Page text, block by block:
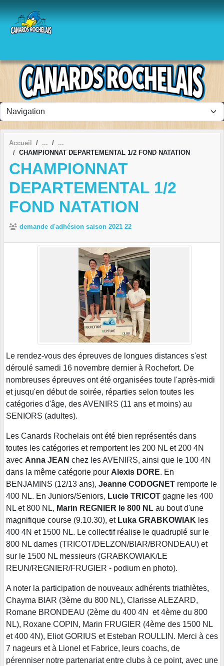
Accueil
CHAMPIONNAT DEPARTEMENTAL 1/2 FOND NATATION
CHAMPIONNAT
DEPARTEMENTAL 1/2
FOND NATATION
demande d'adhésion saison 2021 22
Le rendez-vous des épreuves de longues distances s'est
déroulé samedi 16 novembre dernier à Rochefort. De
nombreuses épreuves ont été organisées toute l'après-midi
et jusqu'en début de soirée, réparties selon toutes les
catégories d'âge, des AVENIRS (11 ans et moins) au
SENIORS (adultes).
Les Canards Rochelais ont été bien représentés dans
toutes les catégories et remportent les 200 NL et 200 4N
avec Anna JEAN chez les AVENIRS, ainsi que le 100 4N
dans la même catégorie pour Alexis DORE. En
BENJAMINS (12/13 ans), Jeanne CODOGNET remporte le
400 NL. En Juniors/Seniors, Lucie TRICOT gagne les 400
NL et 800 NL, Marin REGNIER le 800 NL au bout d'une
magnifique course (9.10.30), et Luka GRABKOWIAK les
400 4N et 1500 NL. Le collectif réalise le quadruplé sur le
800 NL dames (TRICOT/DELZON/BIAR/BRONDEAU) et
sur le 1500 NL messieurs (GRABKOWIAK/LE
REUN/REGNIER/FRUGIER - podium en photo).
A noter la participation de nouveaux adhérents triathlètes,
Chayma BIAR (3ème du 800 NL), Clarisse ALEZARD,
Romane BRONDEAU (2ème du 400 4N et 4ème du 800
NL), Roxane COPIN, Marin FRUGIER (4ème des 1500 NL
et 400 4N), Eliot GORIUS et Esteban ROULLIN. Merci à ces
7 nageurs et à Lionel et Fabrice, leurs coachs, de
pérenniser notre partenariat entre clubs à ce point, avec une